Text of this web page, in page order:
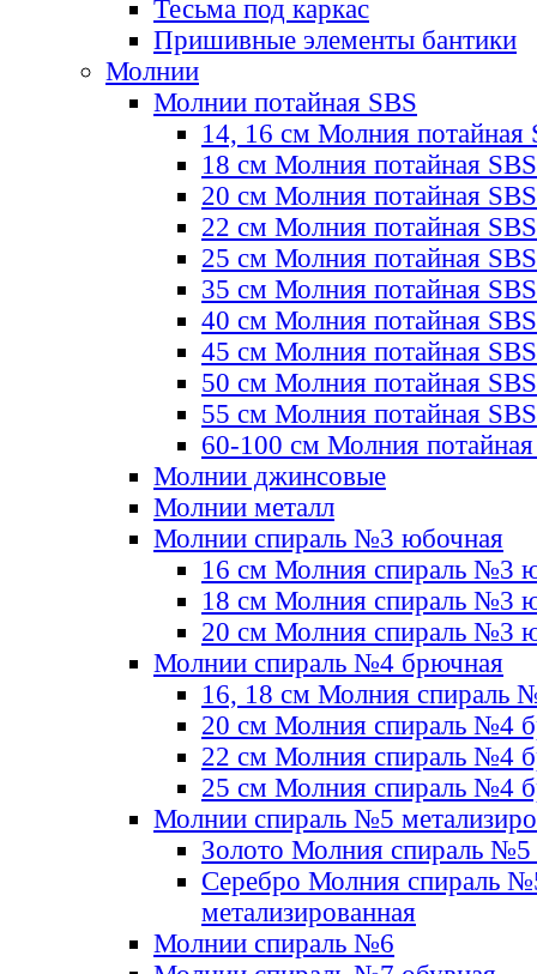
Тесьма под каркас
Пришивные элементы бантики
Молнии
Молнии потайная SBS
14, 16 см Молния потайная
18 см Молния потайная SBS
20 см Молния потайная SBS
22 см Молния потайная SBS
25 см Молния потайная SBS
35 см Молния потайная SBS
40 см Молния потайная SBS
45 см Молния потайная SBS
50 см Молния потайная SBS
55 см Молния потайная SBS
60-100 см Молния
Молнии джинсовые
Молнии металл
Молнии спираль №3 юбочная
16 см Молния спираль №3
18 см Молния спираль №3
20 см Молния спираль №3
Молнии спираль №4 брючная
16, 18 см Молния спираль
20 см Молния спираль №4
22 см Молния спираль №4
25 см Молния спираль №4
Молнии спираль №5
Золото Молния спираль №5
Серебро Молния спираль
метализированная
Молнии спираль №6